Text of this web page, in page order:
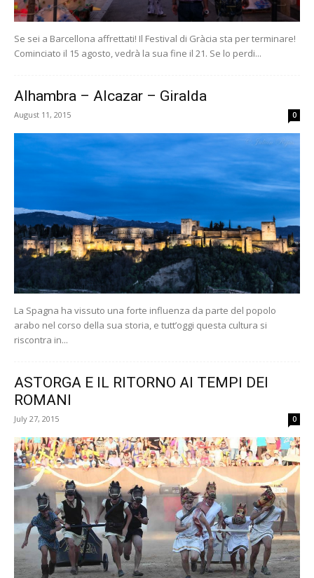
Se sei a Barcellona affrettati! Il Festival di Gràcia sta per terminare!
Cominciato il 15 agosto, vedrà la sua fine il 21. Se lo perdi...
Alhambra – Alcazar – Giralda
August 11, 2015 0
La Spagna ha vissuto una forte influenza da parte del popolo
arabo nel corso della sua storia, e tutt’oggi questa cultura si
riscontra in...
ASTORGA E IL RITORNO AI TEMPI DEI
ROMANI
July 27, 2015 0